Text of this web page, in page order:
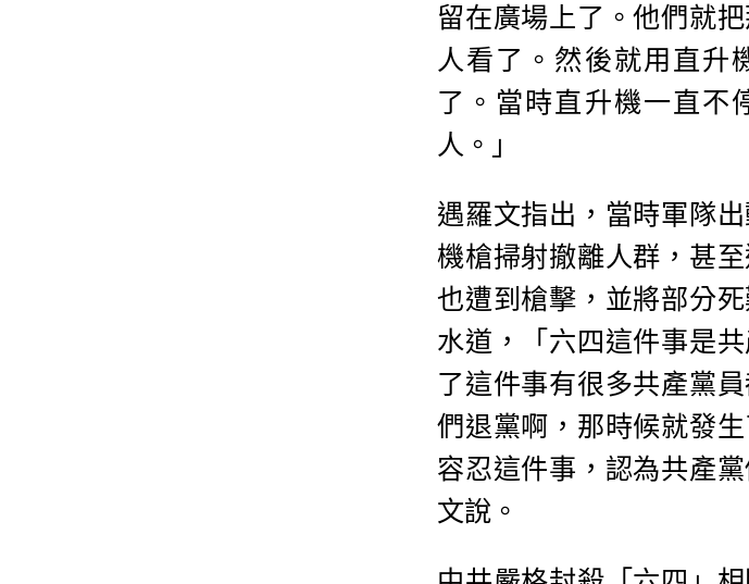
留在廣場上了。他們就
人看了。然後就用直升
了。當時直升機一直不
人。」
遇羅文指出，當時軍隊
機槍掃射撤離人群，甚
也遭到槍擊，並將部分
水道，「六四這件事是
了這件事有很多共產黨
們退黨啊，那時候就發
容忍這件事，認為共產
文說。